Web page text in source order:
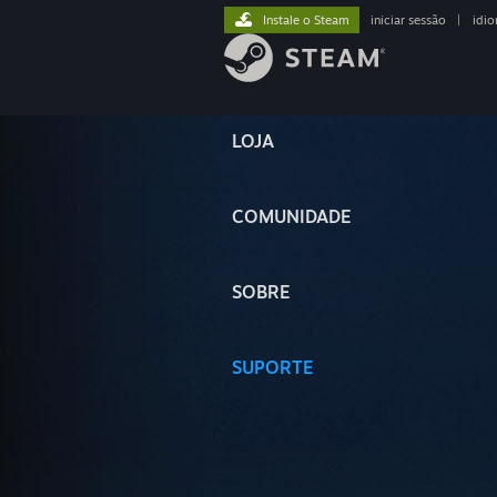
LOJA
COMUNIDADE
SOBRE
SUPORTE
Instale o Steam iniciar sessão